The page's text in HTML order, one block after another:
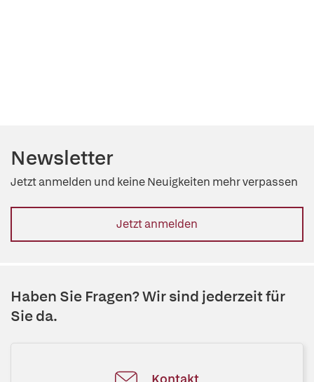
Newsletter
Jetzt anmelden und keine Neuigkeiten mehr verpassen
Jetzt anmelden
Haben Sie Fragen? Wir sind jederzeit für
Sie da.